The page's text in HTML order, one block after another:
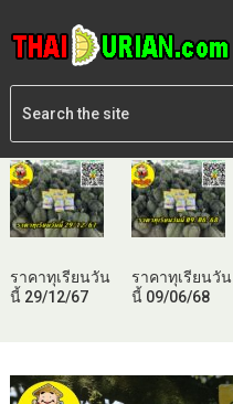
ราคาทุเรียนวัน
นี้ 29/12/67
ราคาทุเรียนวัน
นี้ 09/06/68